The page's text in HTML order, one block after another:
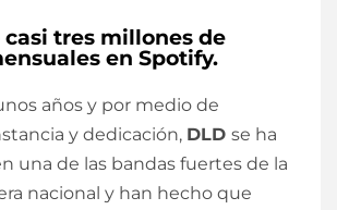
casi tres millones de
en Spotify.
años y por medio de
y dedicación, DLD se ha
una de las bandas fuertes de la
nacional y han hecho que